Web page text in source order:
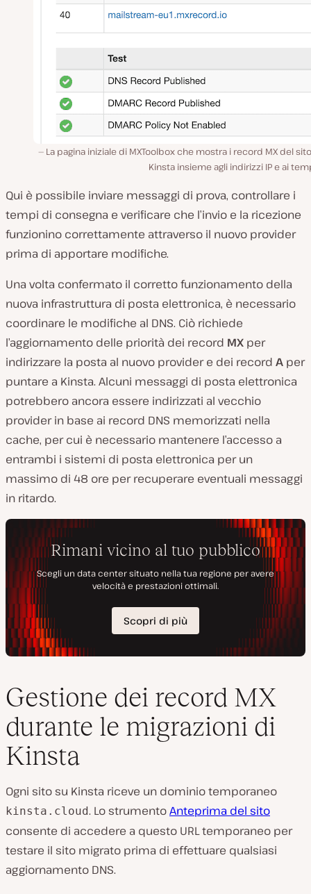
La pagina iniziale di MXToolbox che mostra i record MX del
Kinsta insieme agli indirizzi IP e ai
Qui è possibile inviare messaggi di prova, controllare i
tempi di consegna e verificare che l’invio e la ricezione
funzionino correttamente attraverso il nuovo provider
prima di apportare modifiche.
Una volta confermato il corretto funzionamento della
nuova infrastruttura di posta elettronica, è necessario
coordinare le modifiche al DNS. Ciò richiede
l’aggiornamento delle priorità dei record MX per
indirizzare la posta al nuovo provider e dei record A per
puntare a Kinsta. Alcuni messaggi di posta elettronica
potrebbero ancora essere indirizzati al vecchio
provider in base ai record DNS memorizzati nella
cache, per cui è necessario mantenere l’accesso a
entrambi i sistemi di posta elettronica per un
massimo di 48 ore per recuperare eventuali messaggi
in ritardo.
Gestione dei record MX
durante le migrazioni di
Kinsta
Ogni sito su Kinsta riceve un dominio temporaneo
kinsta.cloud. Lo strumentoAnteprima del sito
consente di accedere a questo URL temporaneo per
testare il sito migrato prima di effettuare qualsiasi
aggiornamento DNS.